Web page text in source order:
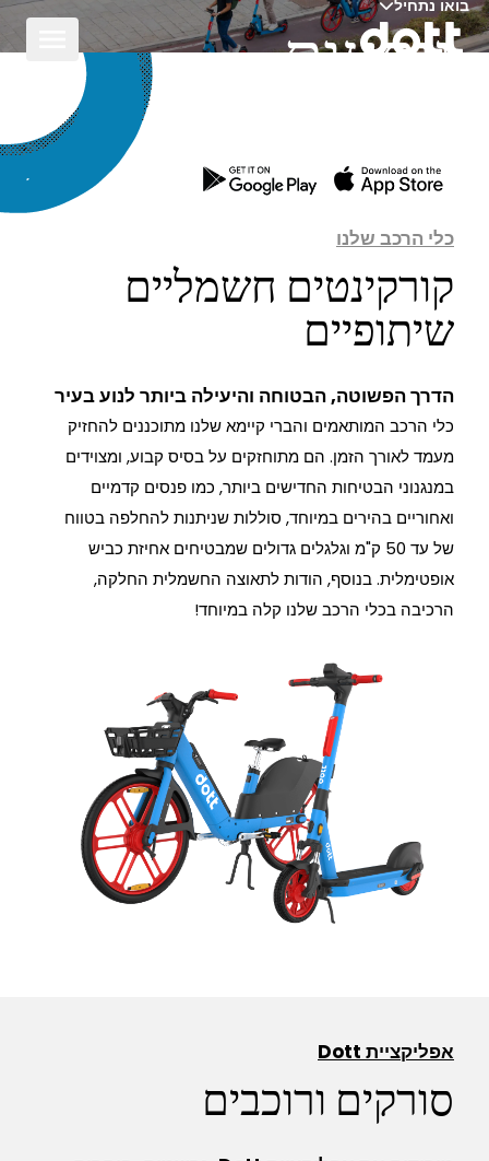
נוסעים
בואו נתחיל
כלי הרכב שלנו
קורקינטים חשמליים
שיתופיים
הדרך הפשוטה, הבטוחה והיעילה ביותר לנוע בעיר
כלי הרכב המותאמים והברי קיימא שלנו מתוכננים להחזיק
מעמד לאורך הזמן. הם מתוחזקים על בסיס קבוע, ומצוידים
במנגנוני הבטיחות החדישים ביותר, כמו פנסים קדמיים
ואחוריים בהירים במיוחד, סוללות שניתנות להחלפה בטווח
של עד 50 ק"מ וגלגלים גדולים שמבטיחים אחיזת כביש
אופטימלית. בנוסף, הודות לתאוצה החשמלית החלקה,
הרכיבה בכלי הרכב שלנו קלה במיוחד!
אפליקציית Dott
סורקים ורוכבים